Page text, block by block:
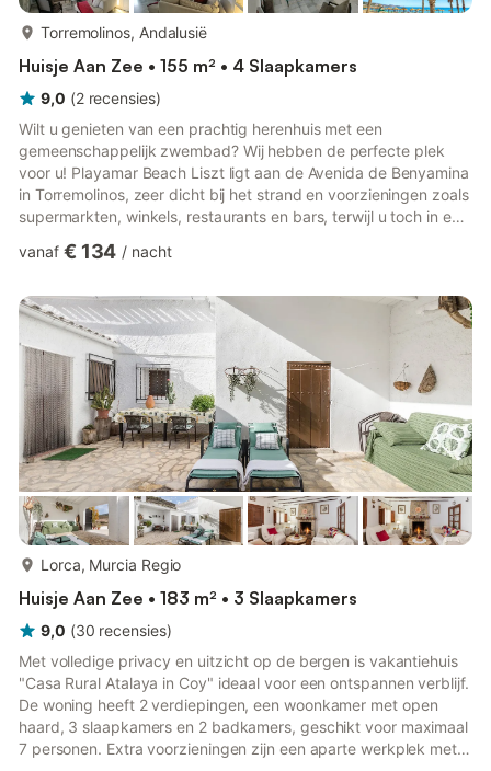
Torremolinos, Andalusië
Huisje Aan Zee • 155 m² • 4 Slaapkamers
9,0 (2 recensies)
Wilt u genieten van een prachtig herenhuis met een
gemeenschappelijk zwembad? Wij hebben de perfecte plek
voor u! Playamar Beach Liszt ligt aan de Avenida de Benyamina
in Torremolinos, zeer dicht bij het strand en voorzieningen zoals
supermarkten, winkels, restaurants en bars, terwijl u toch in een
Het is comfortabel, ruim en zeer gastvrij. De woning is verdeeld
GROND - Volledig ingerichte woonkeuken met alle soorten
apparatuur, zoals een koelkast, vriezer, oven, keramis...
vanaf € 134 / nacht
Lorca, Murcia Regio
Huisje Aan Zee • 183 m² • 3 Slaapkamers
9,0 (30 recensies)
Met volledige privacy en uitzicht op de bergen is vakantiehuis
"Casa Rural Atalaya in Coy" ideaal voor een ontspannen verblijf.
De woning heeft 2 verdiepingen, een woonkamer met open
haard, 3 slaapkamers en 2 badkamers, geschikt voor maximaal
7 personen. Extra voorzieningen zijn een aparte werkplek met